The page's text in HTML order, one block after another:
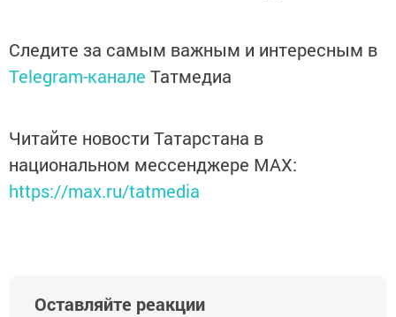
Следите за самым важным и интересным в
Telegram-канале Татмедиа
Читайте новости Татарстана в
национальном мессенджере MАХ:
https://max.ru/tatmedia
Оставляйте реакции